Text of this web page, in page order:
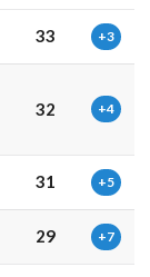
33 +3
32 +4
31 +5
29 +7